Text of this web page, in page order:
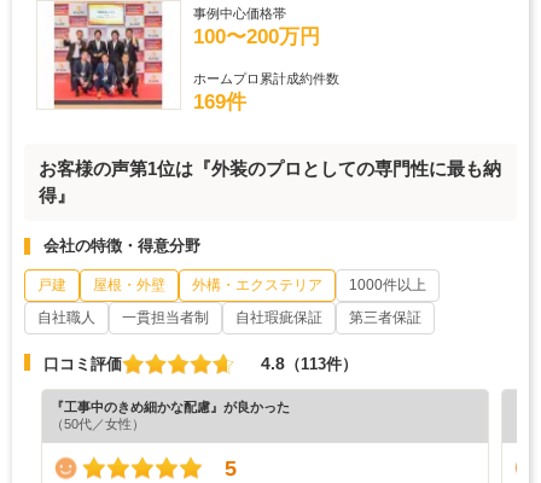
事例中心価格帯
100〜200万円
ホームプロ累計成約件数
169件
お客様の声第1位は『外装のプロとしての専門性に最も納
得』
会社の特徴・得意分野
戸建 屋根・外壁 外構・エクステリア
1000件以上
自社職人
一貫担当者制 自社瑕疵保証 第三者保証
口コミ評価 4.8 （113件）
『工事中のきめ細かな配慮』が良かった
（50代／女性）
5